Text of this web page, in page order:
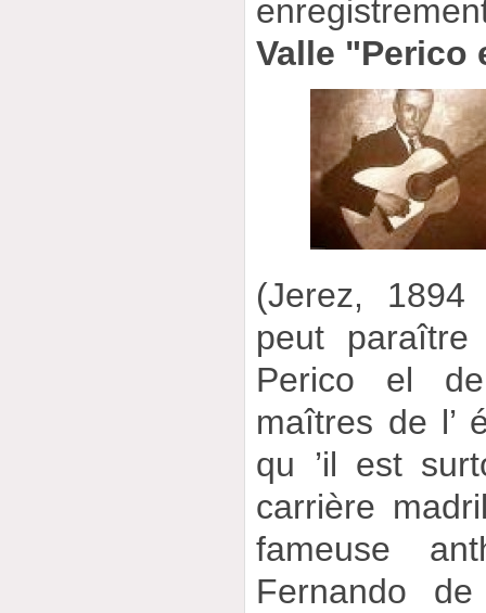
Valle "Perico
(Jerez,
peut
Perico el
maîtres de l’
qu ’il est
carrière
fameuse
Fernando